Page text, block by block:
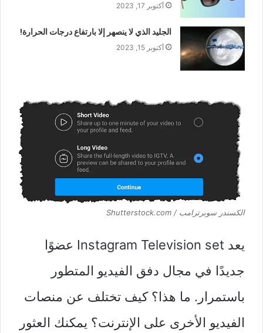
أكتوبر 17, 2023
الجليد الذي لا ينصهر إلا بارتفاع درجات الحرارة!
أكتوبر 15, 2023
الكسندر سوبرترامب / Shutterstock.com
يعد Instagram Television set عضوًا
جديدًا في مجال دفق الفيديو المتطور
باستمرار. ما هذا؟ كيف تختلف عن منصات
الفيديو الأخرى على الإنترنت؟ يمكنك العثور